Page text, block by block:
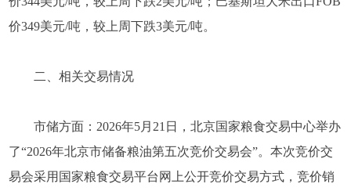
价349美元/吨，较上周下跌3美元/吨。
二、相关交易情况
市储方面：2026年5月21日，北京国家粮食交易中心举办
了“2026年北京市储备粮油第五次竞价交易会”。本次竞价交
易会采用国家粮食交易平台网上公开竞价交易方式，竞价销